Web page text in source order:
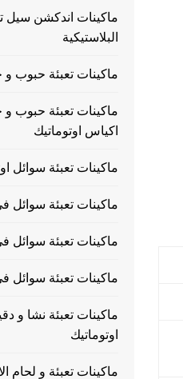
ماكينات اندكشن سيل
البلاستيكية
ماكينات تعبئة حبوب و
ماكينات تعبئة حبوب
اكياس اوتوماتيك
ماكينات تعبئة سوائل
ماكينات تعبئة سوائل
ماكينات تعبئة سوائل
ماكينات تعبئة سوائل
ماكينات تعبئة نشا و
اوتوماتيك
ماكينات تعبئة و لحام